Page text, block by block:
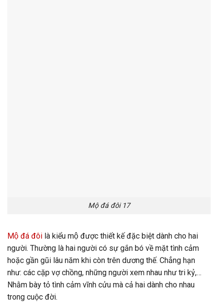
Mộ đá đôi 17
Mộ đá đôi là kiểu mộ được thiết kế đặc biệt dành cho hai
người. Thường là hai người có sự gắn bó về mặt tình cảm
hoặc gần gũi lâu năm khi còn trên dương thế. Chẳng hạn
như: các cặp vợ chồng, những người xem nhau như tri kỷ,…
Nhằm bày tỏ tình cảm vĩnh cửu mà cả hai dành cho nhau
trong cuộc đời.